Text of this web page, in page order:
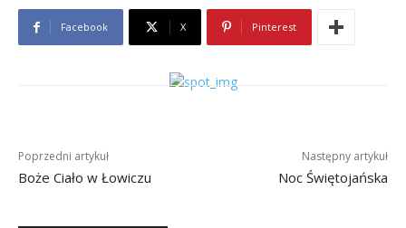
Facebook X Pinterest
Poprzedni artykuł
Boże Ciało w Łowiczu
Następny artykuł
Noc Świętojańska